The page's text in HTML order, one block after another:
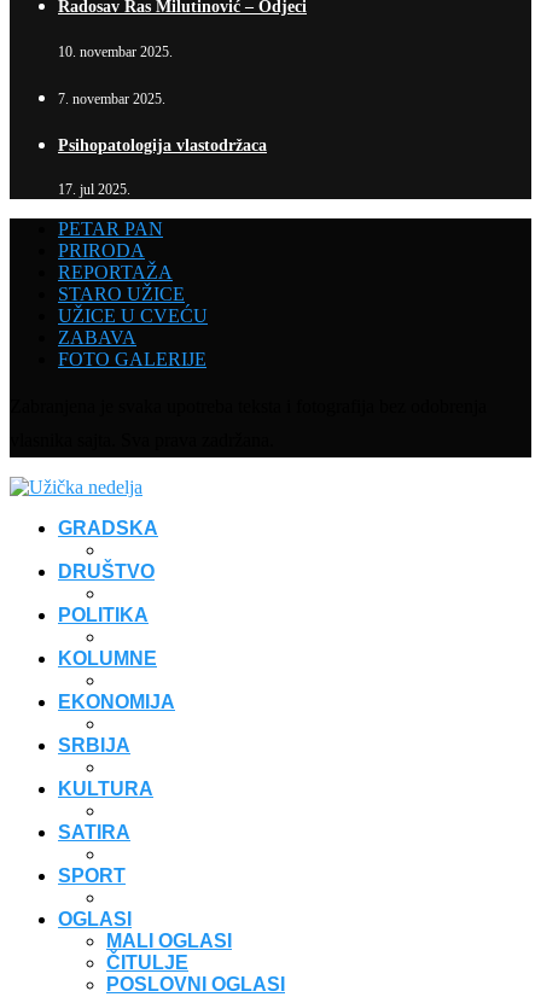
Radosav Ras Milutinović – Odjeci
10. novembar 2025.
7. novembar 2025.
Psihopatologija vlastodržaca
17. jul 2025.
PETAR PAN
PRIRODA
REPORTAŽA
STARO UŽICE
UŽICE U CVEĆU
ZABAVA
FOTO GALERIJE
GRADSKA
DRUŠTVO
POLITIKA
KOLUMNE
EKONOMIJA
SRBIJA
KULTURA
SATIRA
SPORT
OGLASI
MALI OGLASI
ČITULJE
POSLOVNI OGLASI